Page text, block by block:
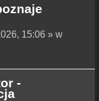
15:06 » w
-